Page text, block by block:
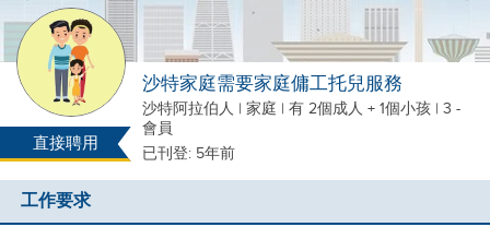
直接聘用
沙特家庭需要家庭傭工托兒服務
沙特阿拉伯人 | 家庭 | 有 2個成人 + 1個小孩 | 3 -
會員
已刊登: 5年前
工作要求